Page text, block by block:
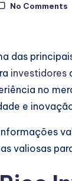
No Comments
das
investidores
no
e
valiosas